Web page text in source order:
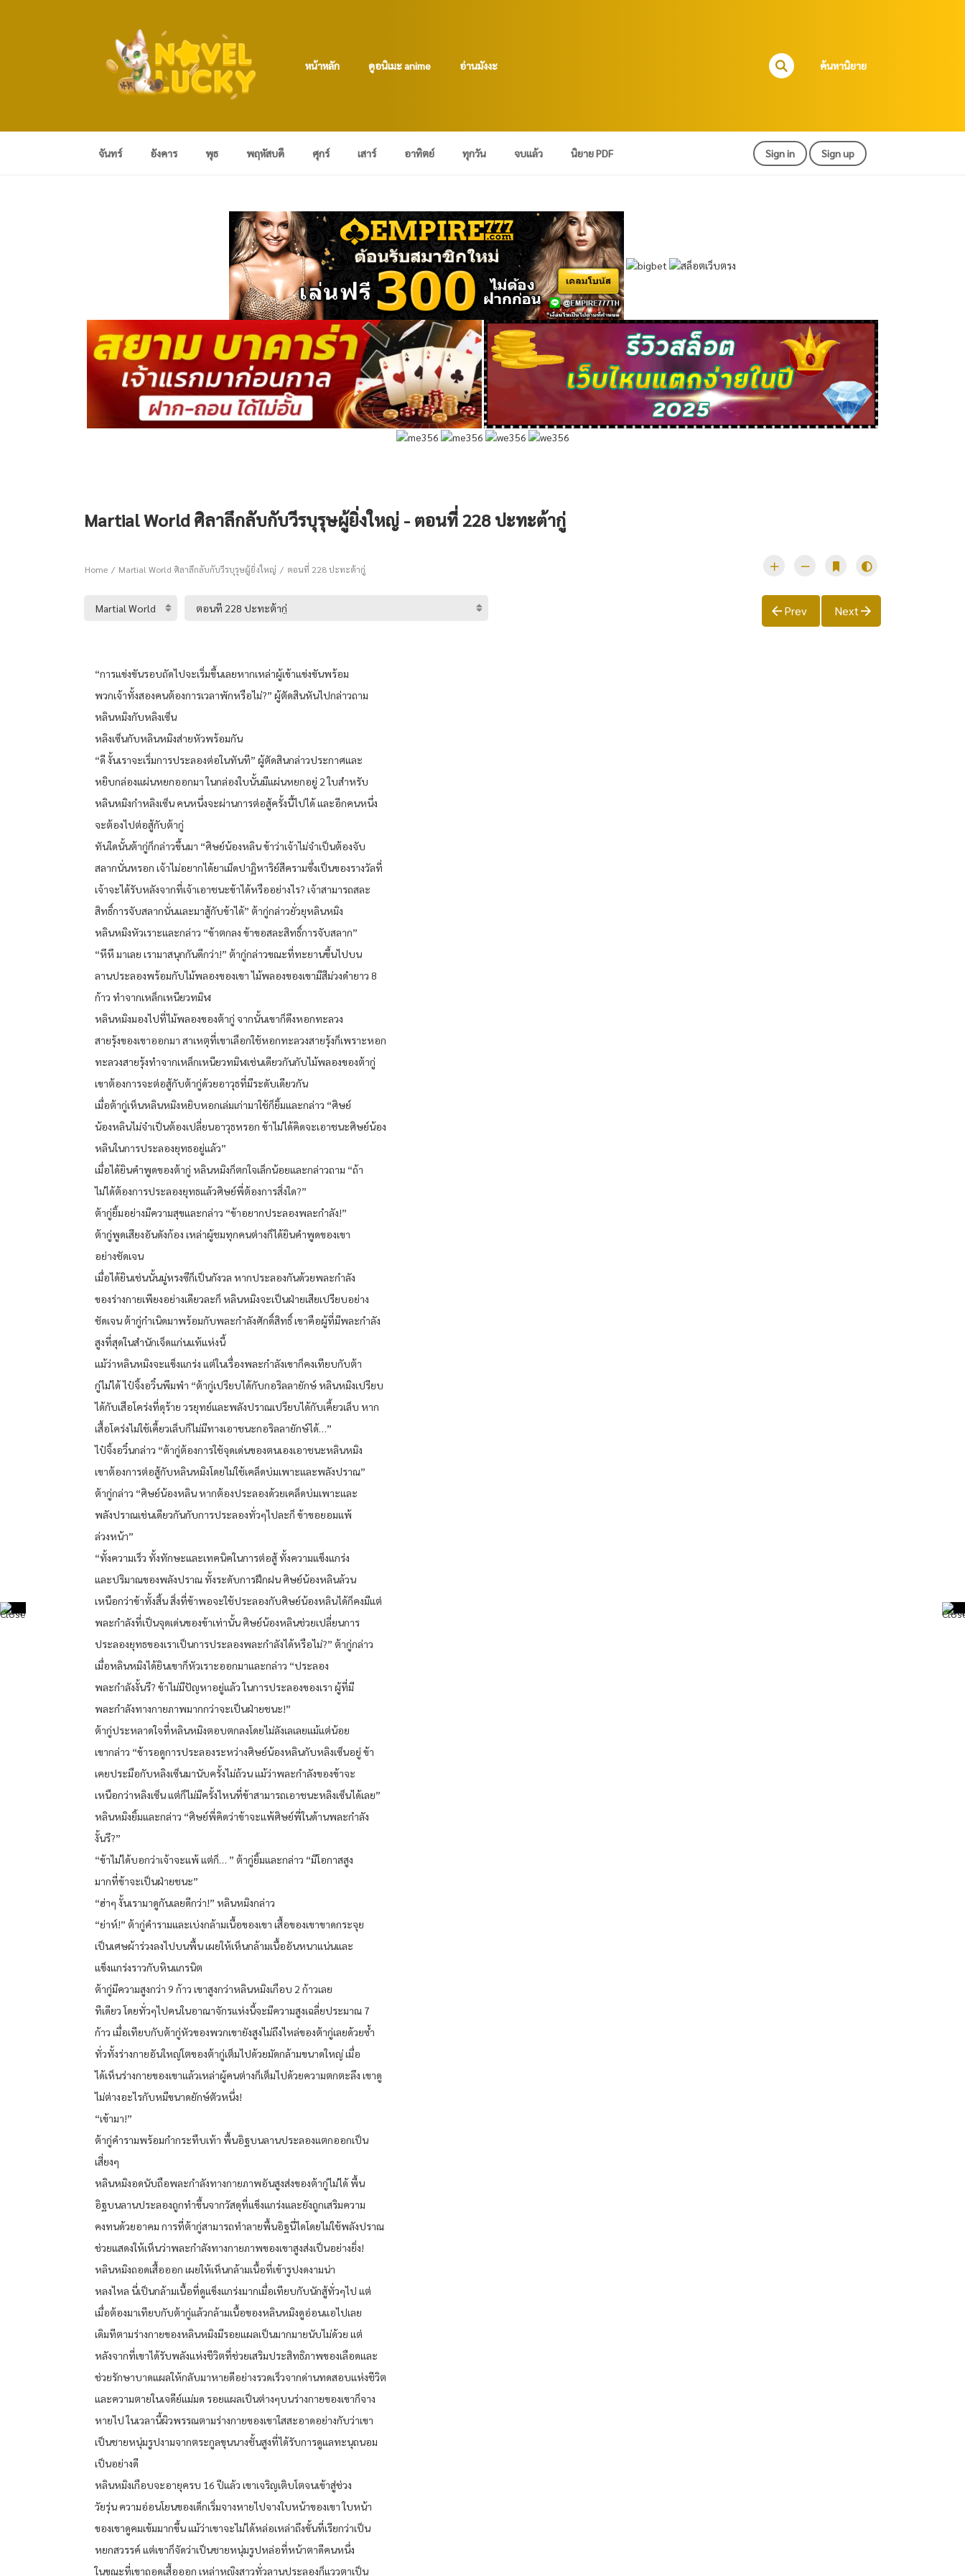
หน้าหลัก ดูอนิเมะ anime อ่านมังงะ ค้นหานิยาย
จันทร์ อังคาร พุธ พฤหัสบดี ศุกร์ เสาร์ อาทิตย์ ทุกวัน จบแล้ว นิยาย PDF Sign in Sign up
Martial World ศิลาลึกลับกับวีรบุรุษผู้ยิ่งใหญ่ - ตอนที่ 228 ปะทะต้ากู่
Home Martial World ศิลาลึกลับกับวีรบุรุษผู้ยิ่งใหญ่ ตอนที่ 228 ปะทะต้ากู่
Prev Next
“การแข่งขันรอบถัดไปจะเริ่มขึ้นเลยหากเหล่าผู้เข้าแข่งขันพร้อม
พวกเจ้าทั้งสองคนต้องการเวลาพักหรือไม่?” ผู้ตัดสินหันไปกล่าวถาม
หลินหมิงกับหลิงเซ็น
หลิงเซ็นกับหลินหมิงส่ายหัวพร้อมกัน
“ดี งั้นเราจะเริ่มการประลองต่อในทันที” ผู้ตัดสินกล่าวประกาศและ
หยิบกล่องแผ่นหยกออกมา ในกล่องใบนั้นมีแผ่นหยกอยู่ 2 ใบสำหรับ
หลินหมิงกำหลิงเซ็น คนหนึ่งจะผ่านการต่อสู้ครั้งนี้ไปได้ และอีกคนหนึ่ง
จะต้องไปต่อสู้กับต้ากู่
ทันใดนั้นต้ากู่ก็กล่าวขึ้นมา “ศิษย์น้องหลิน ข้าว่าเจ้าไม่จำเป็นต้องจับ
สลากนั่นหรอก เจ้าไม่อยากได้ยาเม็ดปาฏิหาริย์สีครามซึ่งเป็นของรางวัลที่
เจ้าจะได้รับหลังจากที่เจ้าเอาชนะข้าได้หรืออย่างไร? เจ้าสามารถสละ
สิทธิ์การจับสลากนั่นและมาสู้กับข้าได้” ต้ากู่กล่าวยั่วยุหลินหมิง
หลินหมิงหัวเราะและกล่าว “ข้าตกลง ข้าขอสละสิทธิ์การจับสลาก”
“หึหึ มาเลย เรามาสนุกกันดีกว่า!” ต้ากู่กล่าวขณะที่ทะยานขึ้นไปบน
ลานประลองพร้อมกับไม้พลองของเขา ไม้พลองของเขามีสีม่วงดำยาว 8
ก้าว ทำจากเหล็กเหนียวทมิฬ
หลินหมิงมองไปที่ไม้พลองของต้ากู่ จากนั้นเขาก็ดึงหอกทะลวง
สายรุ้งของเขาออกมา สาเหตุที่เขาเลือกใช้หอกทะลวงสายรุ้งก็เพราะหอก
ทะลวงสายรุ้งทำจากเหล็กเหนียวทมิฬเช่นเดียวกันกับไม้พลองของต้ากู่
เขาต้องการจะต่อสู้กับต้ากู่ด้วยอาวุธที่มีระดับเดียวกัน
เมื่อต้ากู่เห็นหลินหมิงหยิบหอกเล่มเก่ามาใช้ก็ยิ้มและกล่าว “ศิษย์
น้องหลินไม่จำเป็นต้องเปลี่ยนอาวุธหรอก ข้าไม่ได้คิดจะเอาชนะศิษย์น้อง
หลินในการประลองยุทธอยู่แล้ว”
เมื่อได้ยินคำพูดของต้ากู่ หลินหมิงก็ตกใจเล็กน้อยและกล่าวถาม “ถ้า
ไม่ได้ต้องการประลองยุทธแล้วศิษย์พี่ต้องการสิ่งใด?”
ต้ากู่ยิ้มอย่างมีความสุขและกล่าว “ข้าอยากประลองพละกำลัง!”
ต้ากู่พูดเสียงอันดังก้อง เหล่าผู้ชมทุกคนต่างก็ได้ยินคำพูดของเขา
อย่างชัดเจน
เมื่อได้ยินเช่นนั้นมู่หรงซีก็เป็นกังวล หากประลองกันด้วยพละกำลัง
ของร่างกายเพียงอย่างเดียวละก็ หลินหมิงจะเป็นฝ่ายเสียเปรียบอย่าง
ชัดเจน ต้ากู่กำเนิดมาพร้อมกับพละกำลังศักดิ์สิทธิ์ เขาคือผู้ที่มีพละกำลัง
สูงที่สุดในสำนักเจ็ดแก่นแท้แห่งนี้
แม้ว่าหลินหมิงจะแข็งแกร่ง แต่ในเรื่องพละกำลังเขาก็คงเทียบกับต้า
กู่ไม่ได้ ไป๋จิ้งอวิ๋นพึมพำ “ต้ากู่เปรียบได้กับกอริลลายักษ์ หลินหมิงเปรียบ
ได้กับเสือโคร่งที่ดุร้าย วรยุทย์และพลังปราณเปรียบได้กับเคี้ยวเล็บ หาก
เสื้อโคร่งไม่ใช้เคี้ยวเล็บก็ไม่มีทางเอาชนะกอริลลายักษ์ได้…”
ไป๋จิ้งอวิ๋นกล่าว “ต้ากู่ต้องการใช้จุดเด่นของตนเองเอาชนะหลินหมิง
เขาต้องการต่อสู้กับหลินหมิงโดยไม่ใช้เคล็ดบ่มเพาะและพลังปราณ”
ต้ากู่กล่าว “ศิษย์น้องหลิน หากต้องประลองด้วยเคล็ดบ่มเพาะและ
พลังปราณเช่นเดียวกันกับการประลองทั่วๆไปละก็ ข้าขอยอมแพ้
ล่วงหน้า”
“ทั้งความเร็ว ทั้งทักษะและเทคนิคในการต่อสู้ ทั้งความแข็งแกร่ง
และปริมาณของพลังปราณ ทั้งระดับการฝึกฝน ศิษย์น้องหลินล้วน
เหนือกว่าข้าทั้งสิ้น สิ่งที่ข้าพอจะใช้ประลองกับศิษย์น้องหลินได้ก็คงมีแต่
พละกำลังที่เป็นจุดเด่นของข้าเท่านั้น ศิษย์น้องหลินช่วยเปลี่ยนการ
ประลองยุทธของเราเป็นการประลองพละกำลังได้หรือไม่?” ต้ากู่กล่าว
เมื่อหลินหมิงได้ยินเขาก็หัวเราะออกมาและกล่าว “ประลอง
พละกำลังงั้นรึ? ข้าไม่มีปัญหาอยู่แล้ว ในการประลองของเรา ผู้ที่มี
พละกำลังทางกายภาพมากกว่าจะเป็นฝ่ายชนะ!”
ต้ากู่ประหลาดใจที่หลินหมิงตอบตกลงโดยไม่ลังเลเลยแม้แต่น้อย
เขากล่าว “ข้ารอดูการประลองระหว่างศิษย์น้องหลินกับหลิงเซ็นอยู่ ข้า
เคยประมือกับหลิงเซ็นมานับครั้งไม่ถ้วน แม้ว่าพละกำลังของข้าจะ
เหนือกว่าหลิงเซ็น แต่ก็ไม่มีครั้งไหนที่ข้าสามารถเอาชนะหลิงเซ็นได้เลย”
หลินหมิงยิ้มและกล่าว “ศิษย์พี่คิดว่าข้าจะแพ้ศิษย์พี่ในด้านพละกำลัง
งั้นรึ?”
“ข้าไม่ได้บอกว่าเจ้าจะแพ้ แต่ก็… ” ต้ากู่ยิ้มและกล่าว “มีโอกาสสูง
มากที่ข้าจะเป็นฝ่ายชนะ”
“ฮ่าๆ งั้นเรามาดูกันเลยดีกว่า!” หลินหมิงกล่าว
“ย่าห์!” ต้ากู่คำรามและเบ่งกล้ามเนื้อของเขา เสื้อของเขาขาดกระจุย
เป็นเศษผ้าร่วงลงไปบนพื้น เผยให้เห็นกล้ามเนื้ออันหนาแน่นและ
แข็งแกร่งราวกับหินแกรนิต
ต้ากู่มีความสูงกว่า 9 ก้าว เขาสูงกว่าหลินหมิงเกือบ 2 ก้าวเลย
ทีเดียว โดยทั่วๆไปคนในอาณาจักรแห่งนี้จะมีความสูงเฉลี่ยประมาณ 7
ก้าว เมื่อเทียบกับต้ากู่หัวของพวกเขายังสูงไม่ถึงไหล่ของต้ากู่เลยด้วยซ้ำ
ทั่วทั้งร่างกายอันใหญ่โตของต้ากู่เต็มไปด้วยมัดกล้ามขนาดใหญ่ เมื่อ
ได้เห็นร่างกายของเขาแล้วเหล่าผู้คนต่างก็เต็มไปด้วยความตกตะลึง เขาดู
ไม่ต่างอะไรกับหมีขนาดยักษ์ตัวหนึ่ง!
“เข้ามา!”
ต้ากู่คำรามพร้อมกำกระทืบเท้า พื้นอิฐบนลานประลองแตกออกเป็น
เสี่ยงๆ
หลินหมิงอดนับถือพละกำลังทางกายภาพอันสูงส่งของต้ากู่ไม่ได้ พื้น
อิฐบนลานประลองถูกทำขึ้นจากวัสดุที่แข็งแกร่งและยังถูกเสริมความ
คงทนด้วยอาคม การที่ต้ากู่สามารถทำลายพื้นอิฐนี่ไดโดยไม่ใช้พลังปราณ
ช่วยแสดงให้เห็นว่าพละกำลังทางกายภาพของเขาสูงส่งเป็นอย่างยิ่ง!
หลินหมิงถอดเสื้อออก เผยให้เห็นกล้ามเนื้อที่เข้ารูปงดงามน่า
หลงไหล นี่เป็นกล้ามเนื้อที่ดูแข็งแกร่งมากเมื่อเทียบกับนักสู้ทั่วๆไป แต่
เมื่อต้องมาเทียบกับต้ากู่แล้วกล้ามเนื้อของหลินหมิงดูอ่อนแอไปเลย
เดิมทีตามร่างกายของหลินหมิงมีรอยแผลเป็นมากมายนับไม่ด้วย แต่
หลังจากที่เขาได้รับพลังแห่งชีวิตที่ช่วยเสริมประสิทธิภาพของเลือดและ
ช่วยรักษาบาดแผลให้กลับมาหายดีอย่างรวดเร็วจากด่านทดสอบแห่งชีวิต
และความตายในเจดีย์แม่มด รอยแผลเป็นต่างๆบนร่างกายของเขาก็จาง
หายไป ในเวลานี้ผิวพรรณตามร่างกายของเขาใสสะอาดอย่างกับว่าเขา
เป็นชายหนุ่มรูปงามจากตระกูลขุนนางชั้นสูงที่ได้รับการดูแลทะนุถนอม
เป็นอย่างดี
หลินหมิงเกือบจะอายุครบ 16 ปีแล้ว เขาเจริญเติบโตจนเข้าสู่ช่วง
วัยรุ่น ความอ่อนโยนของเด็กเริ่มจางหายไปจางใบหน้าของเขา ใบหน้า
ของเขาดูคมเข้มมากขึ้น แม้ว่าเขาจะไม่ได้หล่อเหล่าถึงขั้นที่เรียกว่าเป็น
หยกสวรรค์ แต่เขาก็จัดว่าเป็นชายหนุ่มรูปหล่อที่หน้าตาดีคนหนึ่ง
ในขณะที่เขาถอดเสื้อออก เหล่าหญิงสาวทั่วลานประลองก็แววตาเป็น